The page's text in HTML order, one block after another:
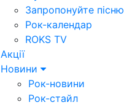
Запропонуйте пісню
Рок-календар
ROKS TV
Акції
Новини
Рок-новини
Рок-стайл